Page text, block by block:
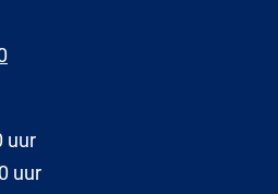
uur
uur